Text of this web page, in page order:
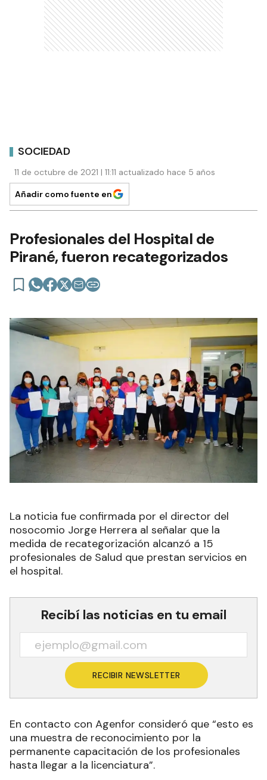
SOCIEDAD
11 de octubre de 2021 | 11:11 actualizado hace 5 años
Añadir como fuente en
Profesionales del Hospital de
Pirané, fueron recategorizados
La noticia fue confirmada por el director del
nosocomio Jorge Herrera al señalar que la
medida de recategorización alcanzó a 15
profesionales de Salud que prestan servicios en
el hospital.
Recibí las noticias en tu email
RECIBIR NEWSLETTER
En contacto con Agenfor consideró que “esto es
una muestra de reconocimiento por la
permanente capacitación de los profesionales
hasta llegar a la licenciatura”.